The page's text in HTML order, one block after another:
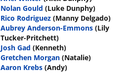
Nolan Gould (Luke Dunphy)
Rico Rodriguez (Manny Delgado)
Aubrey Anderson-Emmons (Lily
Tucker-Pritchett)
Josh Gad (Kenneth)
Gretchen Morgan (Natalie)
Aaron Krebs (Andy)